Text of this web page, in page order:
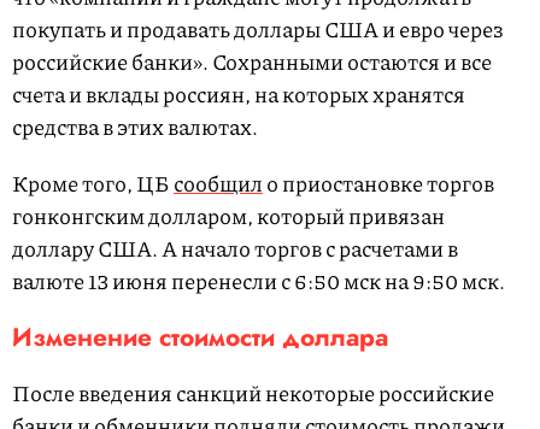
покупать и продавать доллары США и евро через
российские банки». Сохранными остаются и все
счета и вклады россиян, на которых хранятся
средства в этих валютах.
Кроме того, ЦБсообщило приостановке торгов
гонконгским долларом, который привязан
доллару США. А начало торгов с расчетами в
валюте 13 июня перенесли с 6:50 мск на 9:50 мск.
Изменение стоимости доллара
После введения санкций некоторые российские